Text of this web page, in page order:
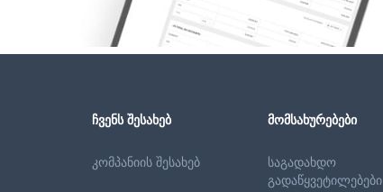
ᲩᲕᲔᲜᲡ ᲨᲔᲡᲐᲮᲔᲑ
კომპანიის შესახებ
ᲛᲝᲛᲡᲐᲮᲣᲠᲔᲑᲔᲑᲘ
საგადახდო
გადაწყვეტილებები